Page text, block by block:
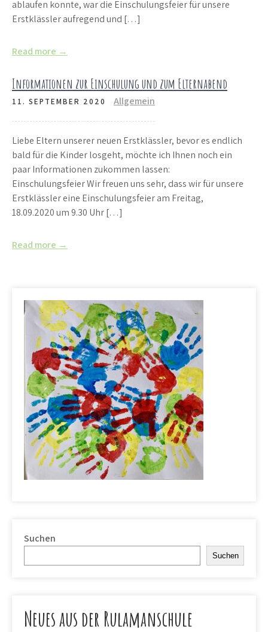
ablaufen konnte, war die Einschulungsfeier für unsere
Erstklässler aufregend und […]
Read more →
Informationen zur Einschulung und zum Elternabend
11. SEPTEMBER 2020 Allgemein
Liebe Eltern unserer neuen Erstklässler, bevor es endlich
bald für die Kinder losgeht, möchte ich Ihnen noch ein
paar Informationen zukommen lassen:
Einschulungsfeier Wir freuen uns sehr, dass wir für unsere
Erstklässler eine Einschulungsfeier am Freitag,
18.09.2020 um 9.30 Uhr […]
Read more →
Suchen
Suchen
Neues aus der Rulamanschule